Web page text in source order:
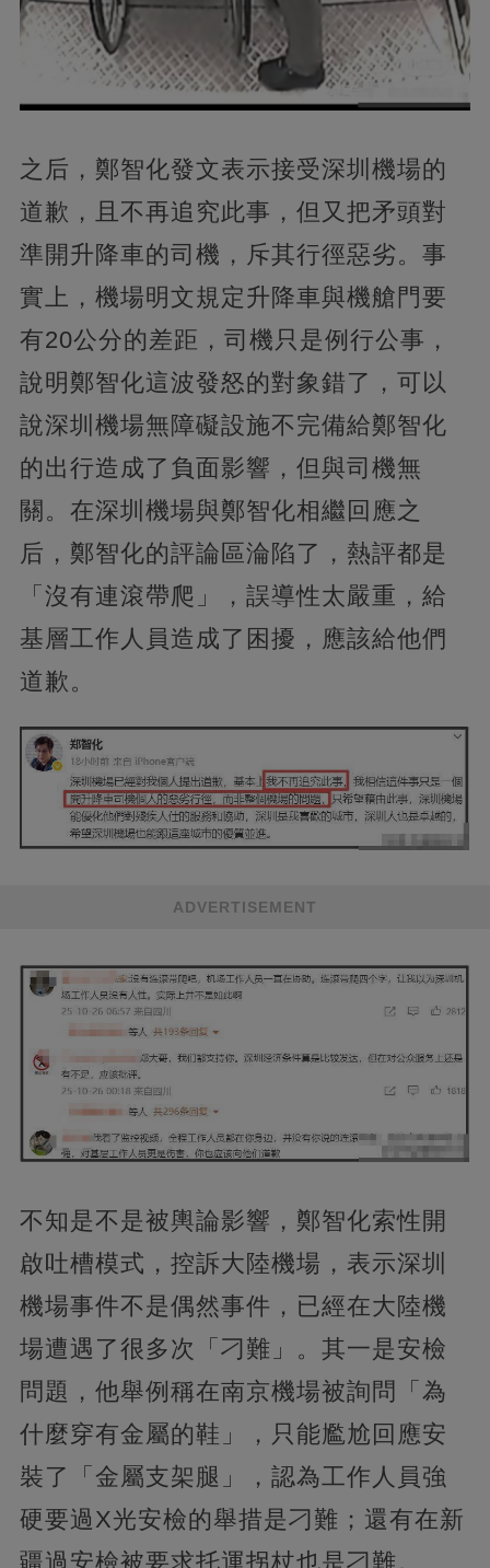
之后，鄭智化發文表示接受深圳機場的
道歉，且不再追究此事，但又把矛頭對
準開升降車的司機，斥其行徑惡劣。事
實上，機場明文規定升降車與機艙門要
有20公分的差距，司機只是例行公事，
說明鄭智化這波發怒的對象錯了，可以
說深圳機場無障礙設施不完備給鄭智化
的出行造成了負面影響，但與司機無
關。在深圳機場與鄭智化相繼回應之
后，鄭智化的評論區淪陷了，熱評都是
「沒有連滾帶爬」，誤導性太嚴重，給
基層工作人員造成了困擾，應該給他們
道歉。
ADVERTISEMENT
不知是不是被輿論影響，鄭智化索性開
啟吐槽模式，控訴大陸機場，表示深圳
機場事件不是偶然事件，已經在大陸機
場遭遇了很多次「刁難」。其一是安檢
問題，他舉例稱在南京機場被詢問「為
什麼穿有金屬的鞋」，只能尷尬回應安
裝了「金屬支架腿」，認為工作人員強
硬要過X光安檢的舉措是刁難；還有在新
疆過安檢被要求托運拐杖也是刁難。